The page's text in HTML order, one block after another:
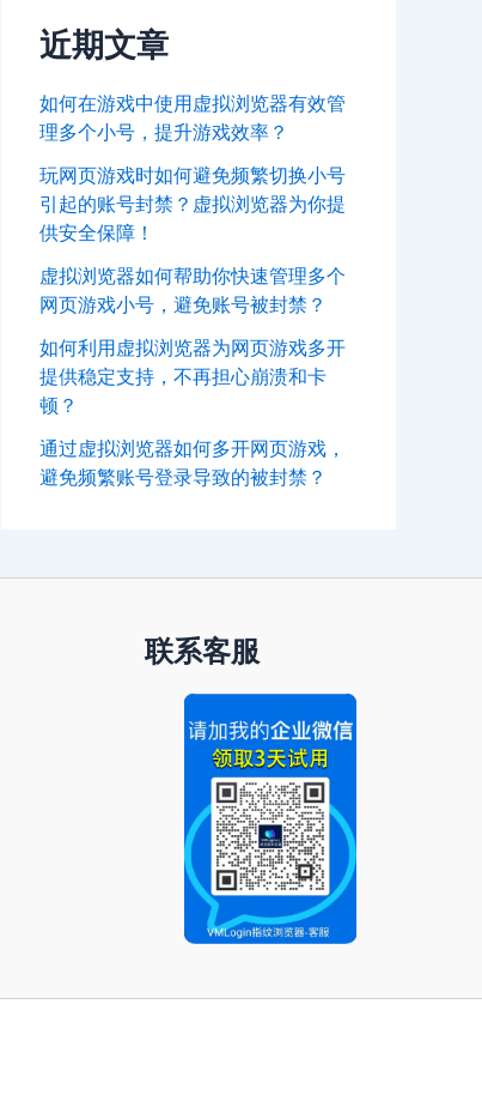
近期文章
如何在游戏中使用虚拟浏览器有效管
理多个小号，提升游戏效率？
玩网页游戏时如何避免频繁切换小号
引起的账号封禁？虚拟浏览器为你提
供安全保障！
虚拟浏览器如何帮助你快速管理多个
网页游戏小号，避免账号被封禁？
如何利用虚拟浏览器为网页游戏多开
提供稳定支持，不再担心崩溃和卡
顿？
通过虚拟浏览器如何多开网页游戏，
避免频繁账号登录导致的被封禁？
联系客服